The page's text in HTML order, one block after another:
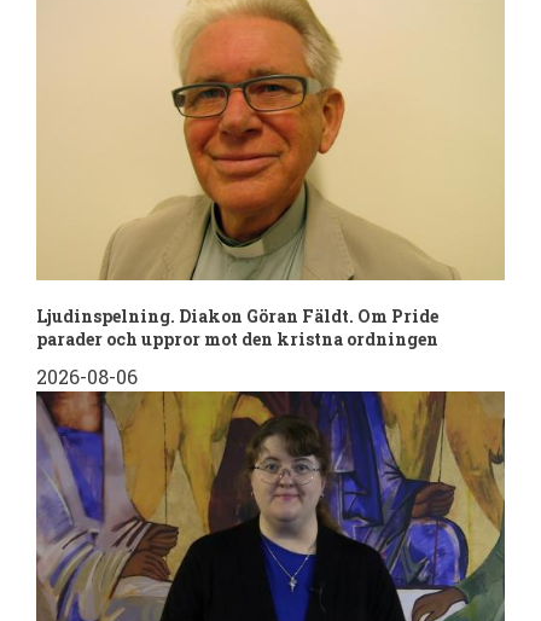
Ljudinspelning. Diakon Göran Fäldt. Om Pride
parader och uppror mot den kristna ordningen
2026-08-06